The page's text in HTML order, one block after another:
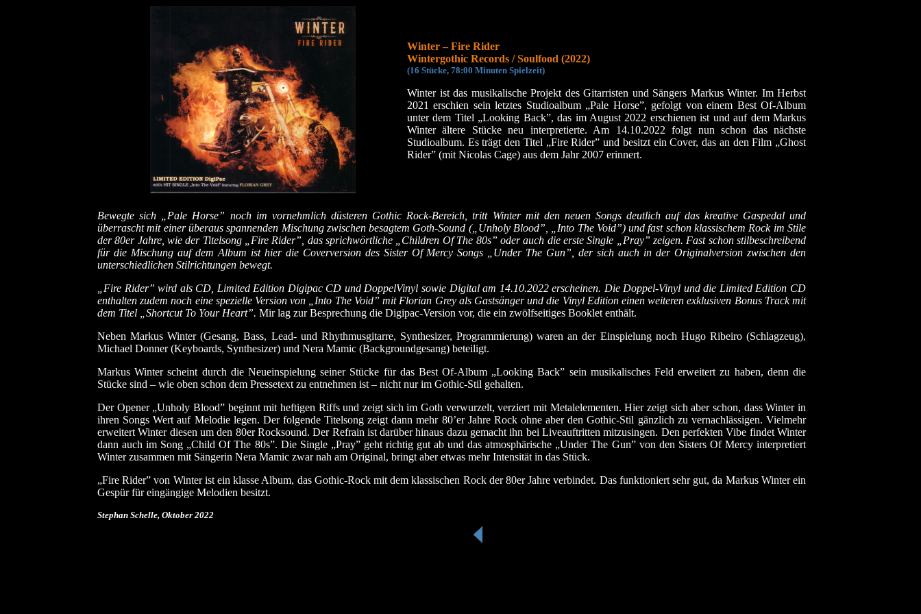
Winter – Fire Rider
Wintergothic Records / Soulfood (2022)
(16 Stücke, 78:00 Minuten Spielzeit)
Winter ist das musikalische Projekt des Gitarristen und Sängers Markus Winter. Im Herbst
2021 erschien sein letztes Studioalbum „Pale Horse”, gefolgt von einem Best Of-Album
unter dem Titel „Looking Back”, das im August 2022 erschienen ist und auf dem Markus
Winter ältere Stücke neu interpretierte. Am 14.10.2022 folgt nun schon das nächste
Studioalbum. Es trägt den Titel „Fire Rider” und besitzt ein Cover, das an den Film „Ghost
Rider” (mit Nicolas Cage) aus dem Jahr 2007 erinnert.
Bewegte sich „Pale Horse” noch im vornehmlich düsteren Gothic Rock-Bereich, tritt Winter mit den neuen Songs deutlich auf das kreative Gaspedal und
überrascht mit einer überaus spannenden Mischung zwischen besagtem Goth-Sound („Unholy Blood”, „Into The Void”) und fast schon klassischem Rock im Stile
der 80er Jahre, wie der Titelsong „Fire Rider”, das sprichwörtliche „Children Of The 80s” oder auch die erste Single „Pray” zeigen. Fast schon stilbeschreibend
für die Mischung auf dem Album ist hier die Coverversion des Sister Of Mercy Songs „Under The Gun”, der sich auch in der Originalversion zwischen den
unterschiedlichen Stilrichtungen bewegt.
„Fire Rider” wird als CD, Limited Edition Digipac CD und DoppelVinyl sowie Digital am 14.10.2022 erscheinen. Die Doppel-Vinyl und die Limited Edition CD
enthalten zudem noch eine spezielle Version von „Into The Void” mit Florian Grey als Gastsänger und die Vinyl Edition einen weiteren exklusiven Bonus Track mit
dem Titel „Shortcut To Your Heart”. Mir lag zur Besprechung die Digipac-Version vor, die ein zwölfseitiges Booklet enthält.
Neben Markus Winter (Gesang, Bass, Lead- und Rhythmusgitarre, Synthesizer, Programmierung) waren an der Einspielung noch Hugo Ribeiro (Schlagzeug),
Michael Donner (Keyboards, Synthesizer) und Nera Mamic (Backgroundgesang) beteiligt.
Markus Winter scheint durch die Neueinspielung seiner Stücke für das Best Of-Album „Looking Back” sein musikalisches Feld erweitert zu haben, denn die
Stücke sind – wie oben schon dem Pressetext zu entnehmen ist – nicht nur im Gothic-Stil gehalten.
Der Opener „Unholy Blood” beginnt mit heftigen Riffs und zeigt sich im Goth verwurzelt, verziert mit Metalelementen. Hier zeigt sich aber schon, dass Winter in
ihren Songs Wert auf Melodie legen. Der folgende Titelsong zeigt dann mehr 80’er Jahre Rock ohne aber den Gothic-Stil gänzlich zu vernachlässigen. Vielmehr
erweitert Winter diesen um den 80er Rocksound. Der Refrain ist darüber hinaus dazu gemacht ihn bei Liveauftritten mitzusingen. Den perfekten Vibe findet Winter
dann auch im Song „Child Of The 80s”. Die Single „Pray” geht richtig gut ab und das atmosphärische „Under The Gun” von den Sisters Of Mercy interpretiert
Winter zusammen mit Sängerin Nera Mamic zwar nah am Original, bringt aber etwas mehr Intensität in das Stück.
„Fire Rider” von Winter ist ein klasse Album, das Gothic-Rock mit dem klassischen Rock der 80er Jahre verbindet. Das funktioniert sehr gut, da Markus Winter ein
Gespür für eingängige Melodien besitzt.
Stephan Schelle, Oktober 2022